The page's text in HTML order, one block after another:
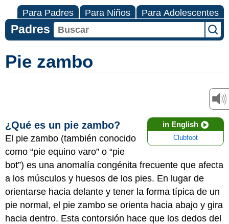
Para Padres Para Niños Para Adolescentes
Padres
Pie zambo
in English
Clubfoot
¿Qué es un pie zambo?
El pie zambo (también conocido
como “pie equino varo” o “pie
bot”) es una anomalía congénita frecuente que afecta
a los músculos y huesos de los pies. En lugar de
orientarse hacia delante y tener la forma típica de un
pie normal, el pie zambo se orienta hacia abajo y gira
hacia dentro. Esta contorsión hace que los dedos del